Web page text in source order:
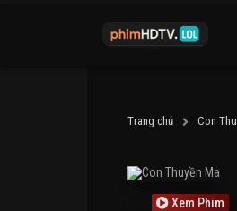
Trang chủ Con
Xem Phim